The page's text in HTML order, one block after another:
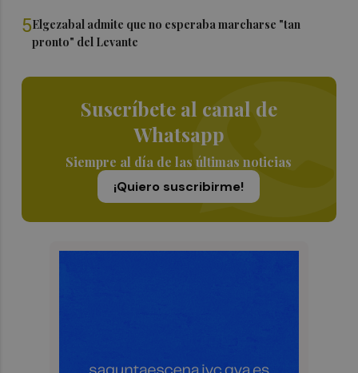
5Elgezabal admite que no esperaba marcharse "tan
pronto" del Levante
Suscríbete al canal de
Whatsapp
Siempre al día de las últimas noticias
¡Quiero suscribirme!